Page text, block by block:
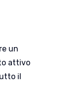
un
attivo
il